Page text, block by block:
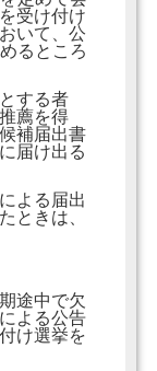
受け付け
いて、公
るところ
する者
薦を得
補届出書
届け出る
よる届出
ときは、
途中で欠
よる公告
け選挙を